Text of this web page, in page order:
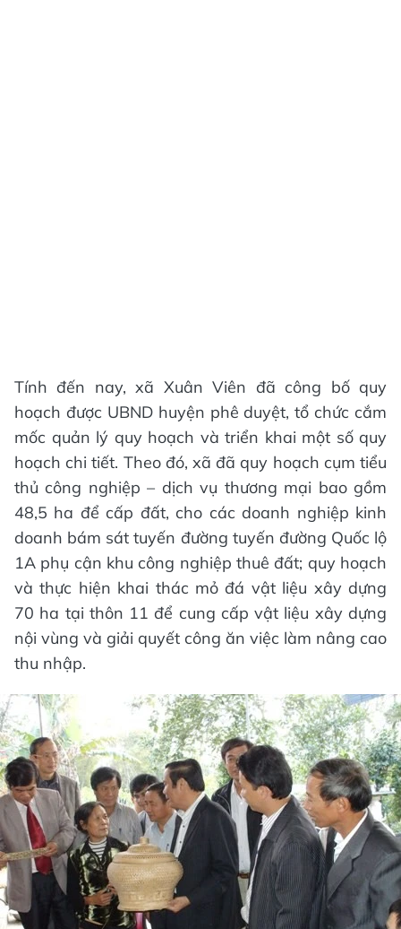
Tính đến nay, xã Xuân Viên đã công bố quy
hoạch được UBND huyện phê duyệt, tổ chức cắm
mốc quản lý quy hoạch và triển khai một số quy
hoạch chi tiết. Theo đó, xã đã quy hoạch cụm tiểu
thủ công nghiệp – dịch vụ thương mại bao gồm
48,5 ha để cấp đất, cho các doanh nghiệp kinh
doanh bám sát tuyến đường tuyến đường Quốc lộ
1A phụ cận khu công nghiệp thuê đất; quy hoạch
và thực hiện khai thác mỏ đá vật liệu xây dựng
70 ha tại thôn 11 để cung cấp vật liệu xây dựng
nội vùng và giải quyết công ăn việc làm nâng cao
thu nhập.